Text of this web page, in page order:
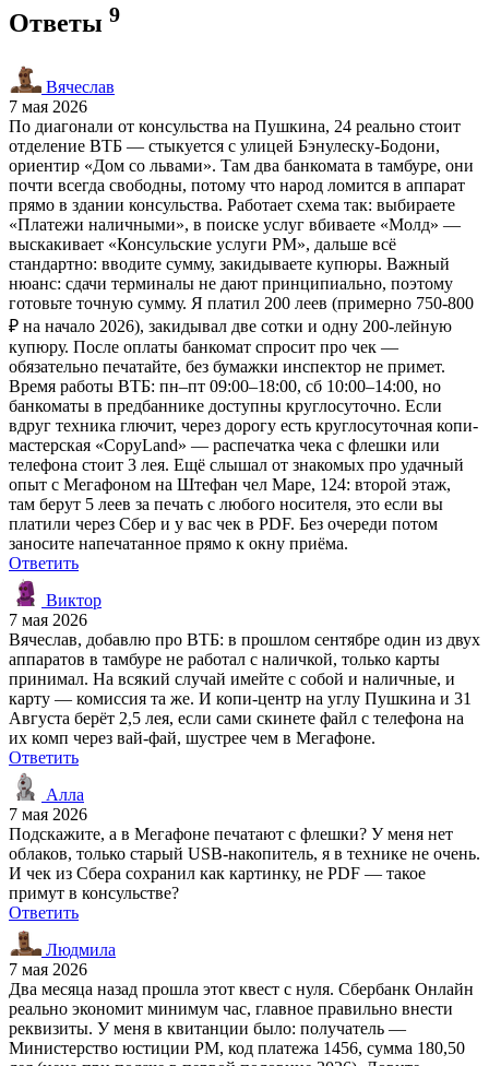
Ответы 9
Вячеслав
7 мая 2026
По диагонали от консульства на Пушкина, 24 реально стоит
отделение ВТБ — стыкуется с улицей Бэнулеску-Бодони,
ориентир «Дом со львами». Там два банкомата в тамбуре, они
почти всегда свободны, потому что народ ломится в аппарат
прямо в здании консульства. Работает схема так: выбираете
«Платежи наличными», в поиске услуг вбиваете «Молд» —
выскакивает «Консульские услуги РМ», дальше всё
стандартно: вводите сумму, закидываете купюры. Важный
нюанс: сдачи терминалы не дают принципиально, поэтому
готовьте точную сумму. Я платил 200 леев (примерно 750-800
₽ на начало 2026), закидывал две сотки и одну 200-лейную
купюру. После оплаты банкомат спросит про чек —
обязательно печатайте, без бумажки инспектор не примет.
Время работы ВТБ: пн–пт 09:00–18:00, сб 10:00–14:00, но
банкоматы в предбаннике доступны круглосуточно. Если
вдруг техника глючит, через дорогу есть круглосуточная копи-
мастерская «CopyLand» — распечатка чека с флешки или
телефона стоит 3 лея. Ещё слышал от знакомых про удачный
опыт с Мегафоном на Штефан чел Маре, 124: второй этаж,
там берут 5 леев за печать с любого носителя, это если вы
платили через Сбер и у вас чек в PDF. Без очереди потом
заносите напечатанное прямо к окну приёма.
Ответить
Виктор
7 мая 2026
Вячеслав, добавлю про ВТБ: в прошлом сентябре один из двух
аппаратов в тамбуре не работал с наличкой, только карты
принимал. На всякий случай имейте с собой и наличные, и
карту — комиссия та же. И копи-центр на углу Пушкина и 31
Августа берёт 2,5 лея, если сами скинете файл с телефона на
их комп через вай-фай, шустрее чем в Мегафоне.
Ответить
Алла
7 мая 2026
Подскажите, а в Мегафоне печатают с флешки? У меня нет
облаков, только старый USB-накопитель, я в технике не очень.
И чек из Сбера сохранил как картинку, не PDF — такое
примут в консульстве?
Ответить
Людмила
7 мая 2026
Два месяца назад прошла этот квест с нуля. Сбербанк Онлайн
реально экономит минимум час, главное правильно внести
реквизиты. У меня в квитанции было: получатель —
Министерство юстиции РМ, код платежа 1456, сумма 180,50